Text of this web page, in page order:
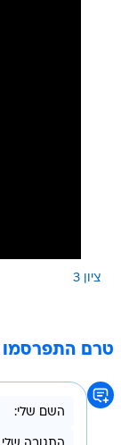
ציון 3
טרם התפרסמו